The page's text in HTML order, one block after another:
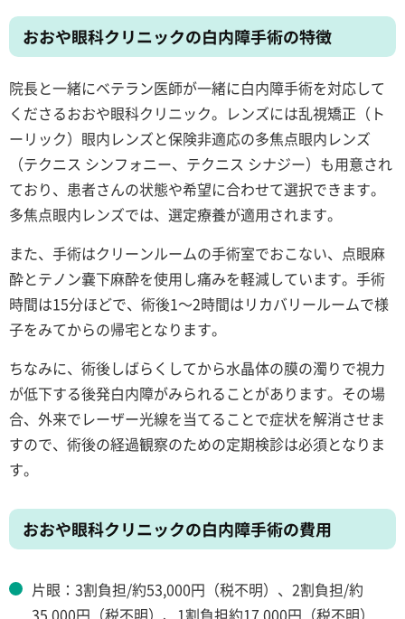
おおや眼科クリニックの白内障手術の特徴
院長と一緒にベテラン医師が一緒に白内障手術を対応して
くださるおおや眼科クリニック。レンズには乱視矯正（ト
ーリック）眼内レンズと保険非適応の多焦点眼内レンズ
（テクニス シンフォニー、テクニス シナジー）も用意され
ており、患者さんの状態や希望に合わせて選択できます。
多焦点眼内レンズでは、選定療養が適用されます。
また、手術はクリーンルームの手術室でおこない、点眼麻
酔とテノン嚢下麻酔を使用し痛みを軽減しています。手術
時間は15分ほどで、術後1～2時間はリカバリールームで様
子をみてからの帰宅となります。
ちなみに、術後しばらくしてから水晶体の膜の濁りで視力
が低下する後発白内障がみられることがあります。その場
合、外来でレーザー光線を当てることで症状を解消させま
すので、術後の経過観察のための定期検診は必須となりま
す。
おおや眼科クリニックの白内障手術の費用
片眼：3割負担/約53,000円（税不明）、2割負担/約
35,000円（税不明）、1割負担約17,000円（税不明）